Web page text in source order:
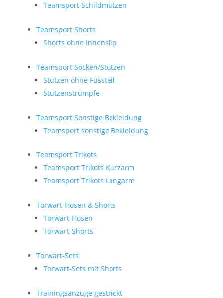
Teamsport Schildmützen
Teamsport Shorts
Shorts ohne Innenslip
Teamsport Socken/Stutzen
Stutzen ohne Fussteil
Stutzenstrümpfe
Teamsport Sonstige Bekleidung
Teamsport sonstige Bekleidung
Teamsport Trikots
Teamsport Trikots Kurzarm
Teamsport Trikots Langarm
Torwart-Hosen & Shorts
Torwart-Hosen
Torwart-Shorts
Torwart-Sets
Torwart-Sets mit Shorts
Trainingsanzüge gestrickt